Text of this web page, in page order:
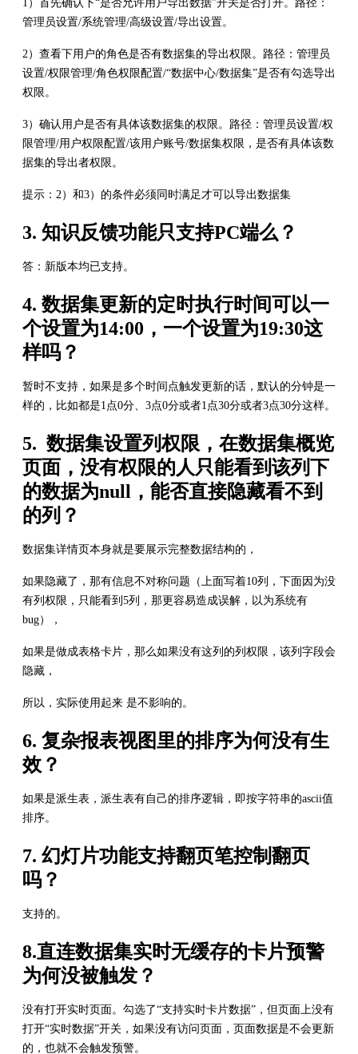
1）首先确认下“是否允许用户导出数据”开关是否打开。路径：
管理员设置/系统管理/高级设置/导出设置。
2）查看下用户的角色是否有数据集的导出权限。路径：管理员
设置/权限管理/角色权限配置/“数据中心/数据集”是否有勾选导出
权限。
3）确认用户是否有具体该数据集的权限。路径：管理员设置/权
限管理/用户权限配置/该用户账号/数据集权限，是否有具体该数
据集的导出者权限。
提示：2）和3）的条件必须同时满足才可以导出数据集
3. 知识反馈功能只支持PC端么？
答：新版本均已支持。
4. 数据集更新的定时执行时间可以一
个设置为14:00，一个设置为19:30这
样吗？
暂时不支持，如果是多个时间点触发更新的话，默认的分钟是一
样的，比如都是1点0分、3点0分或者1点30分或者3点30分这样。
5. 数据集设置列权限，在数据集概览
页面，没有权限的人只能看到该列下
的数据为null，能否直接隐藏看不到
的列？
数据集详情页本身就是要展示完整数据结构的，
如果隐藏了，那有信息不对称问题（上面写着10列，下面因为没
有列权限，只能看到5列，那更容易造成误解，以为系统有
bug），
如果是做成表格卡片，那么如果没有这列的列权限，该列字段会
隐藏，
所以，实际使用起来 是不影响的。
6. 复杂报表视图里的排序为何没有生
效？
如果是派生表，派生表有自己的排序逻辑，即按字符串的ascii值
排序。
7. 幻灯片功能支持翻页笔控制翻页
吗？
支持的。
8.直连数据集实时无缓存的卡片预警
为何没被触发？
没有打开实时页面。勾选了“支持实时卡片数据”，但页面上没有
打开“实时数据”开关，如果没有访问页面，页面数据是不会更新
的，也就不会触发预警。